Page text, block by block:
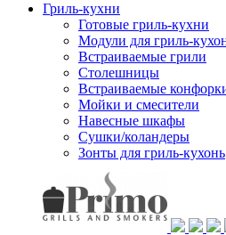
Гриль-кухни
Готовые гриль-кухни
Модули для гриль-
Встраиваемые грили
Столешницы
Встраиваемые
Мойки и смесители
Навесные шкафы
Сушки/коландеры
Зонты для гриль-кухонь